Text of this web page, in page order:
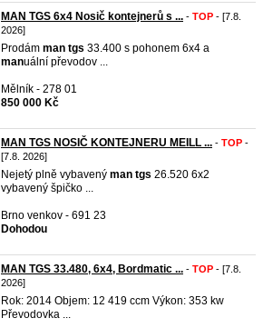
MAN TGS 6x4 Nosič kontejnerů s ... - TOP - [7.8.
2026]
Prodám man tgs 33.400 s pohonem 6x4 a
manuální převodov ...
Mělník - 278 01
850 000 Kč
MAN TGS NOSIČ KONTEJNERU MEILL ... - TOP -
[7.8. 2026]
Nejetý plně vybavený man tgs 26.520 6x2
vybavený špičko ...
Brno venkov - 691 23
Dohodou
MAN TGS 33.480, 6x4, Bordmatic ... - TOP - [7.8.
2026]
Rok: 2014 Objem: 12 419 ccm Výkon: 353 kw
Převodovka ...